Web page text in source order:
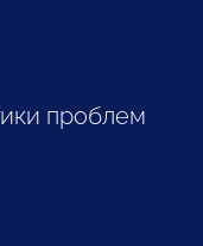
проблем